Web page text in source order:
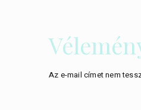
Az e-mail címet nem